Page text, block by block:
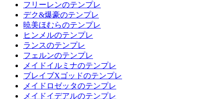
フリーレンのテンプレ
デク&爆豪のテンプレ
暁美ほむらのテンプレ
ヒンメルのテンプレ
ランスのテンプレ
フェルンのテンプレ
メイドイルミナのテンプレ
ブレイブXゴッドのテンプレ
メイドロゼッタのテンプレ
メイドイデアルのテンプレ